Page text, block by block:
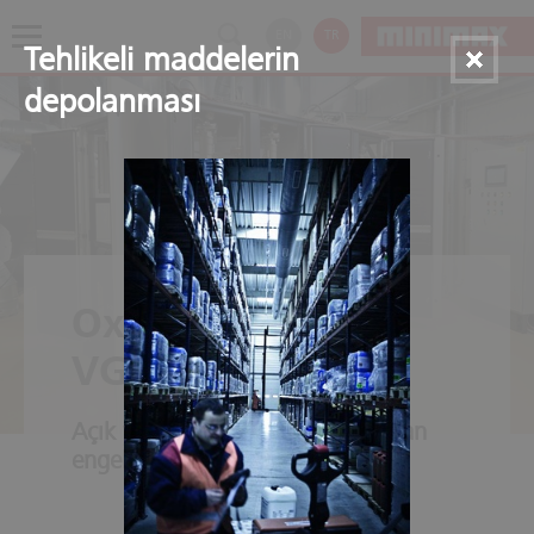
Oxeo EcoPrevent
VG
Açık yangınların çıkması en baştan
engellenir
Tehlikeli maddelerin
depolanması